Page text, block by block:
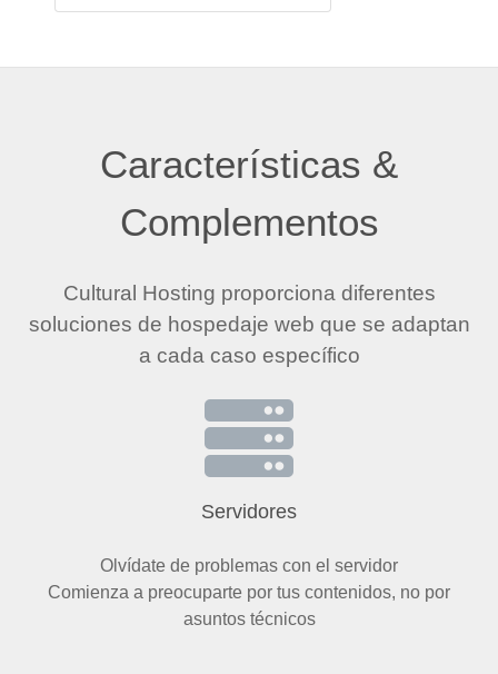
Características &
Complementos
Cultural Hosting proporciona diferentes
soluciones de hospedaje web que se adaptan
a cada caso específico
Servidores
Olvídate de problemas con el servidor
Comienza a preocuparte por tus contenidos, no por
asuntos técnicos